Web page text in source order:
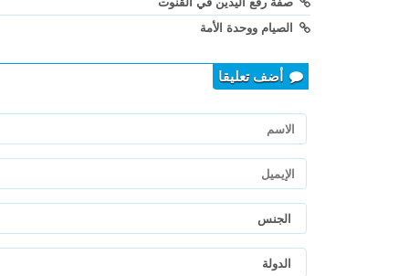
الصيام ووحدة الأمة
أضف تعليقا